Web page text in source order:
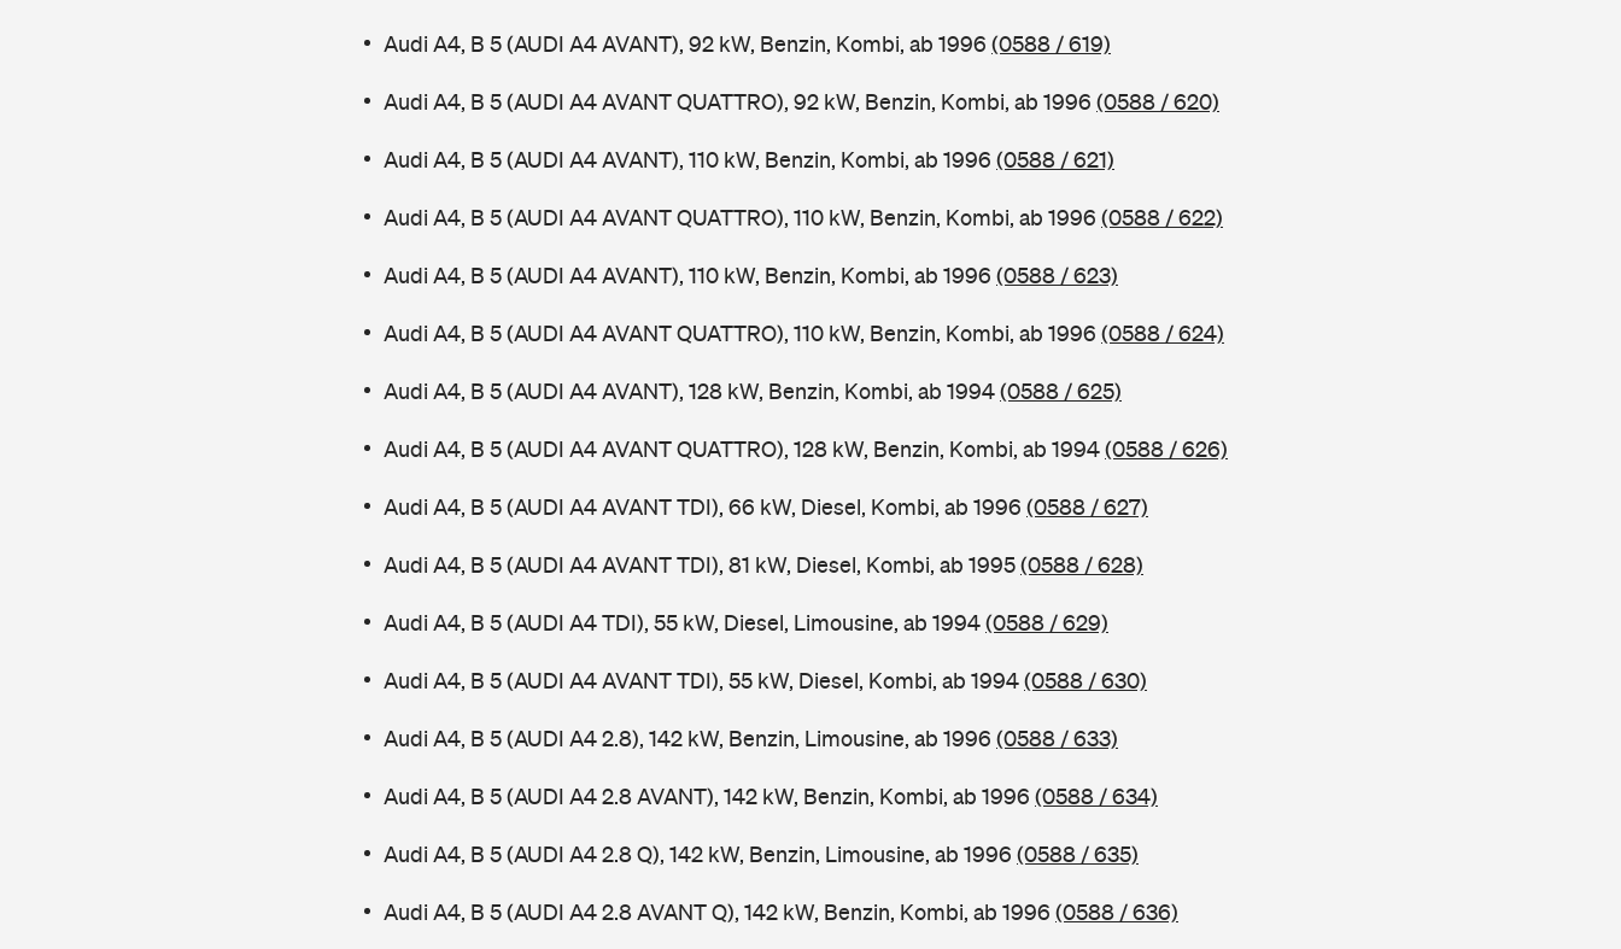
Audi A4, B 5 (AUDI A4 AVANT), 92 kW, Benzin, Kombi, ab 1996 (0588 / 619)
Audi A4, B 5 (AUDI A4 AVANT QUATTRO), 92 kW, Benzin, Kombi, ab 1996 (0588 / 620)
Audi A4, B 5 (AUDI A4 AVANT), 110 kW, Benzin, Kombi, ab 1996 (0588 / 621)
Audi A4, B 5 (AUDI A4 AVANT QUATTRO), 110 kW, Benzin, Kombi, ab 1996 (0588 / 622)
Audi A4, B 5 (AUDI A4 AVANT), 110 kW, Benzin, Kombi, ab 1996 (0588 / 623)
Audi A4, B 5 (AUDI A4 AVANT QUATTRO), 110 kW, Benzin, Kombi, ab 1996 (0588 / 624)
Audi A4, B 5 (AUDI A4 AVANT), 128 kW, Benzin, Kombi, ab 1994(0588 / 625)
Audi A4, B 5 (AUDI A4 AVANT QUATTRO), 128 kW, Benzin, Kombi, ab 1994(0588 / 626)
Audi A4, B 5 (AUDI A4 AVANT TDI), 66 kW, Diesel, Kombi, ab 1996 (0588 / 627)
Audi A4, B 5 (AUDI A4 AVANT TDI), 81 kW, Diesel, Kombi, ab 1995(0588 / 628)
Audi A4, B 5 (AUDI A4 TDI), 55 kW, Diesel, Limousine, ab 1994(0588 / 629)
Audi A4, B 5 (AUDI A4 AVANT TDI), 55 kW, Diesel, Kombi, ab 1994(0588 / 630)
Audi A4, B 5 (AUDI A4 2.8), 142 kW, Benzin, Limousine, ab 1996 (0588 / 633)
Audi A4, B 5 (AUDI A4 2.8 AVANT), 142 kW, Benzin, Kombi, ab 1996 (0588 / 634)
Audi A4, B 5 (AUDI A4 2.8 Q), 142 kW, Benzin, Limousine, ab 1996 (0588 / 635)
Audi A4, B 5 (AUDI A4 2.8 AVANT Q), 142 kW, Benzin, Kombi, ab 1996 (0588 / 636)